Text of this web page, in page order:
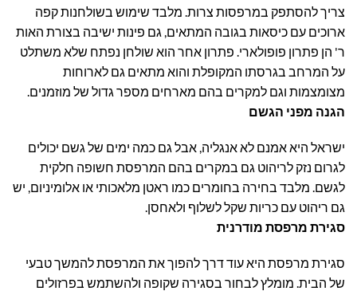
צריך להסתפק במרפסות צרות. מלבד שימוש בשולחנות קפה
ארוכים עם כיסאות בגובה המתאים, גם פינות ישיבה בצורת האות
ר' הן פתרון פופולארי. פתרון אחר הוא שולחן נפתח שלא משתלט
על המרחב בגרסתו המקופלת והוא מתאים גם לארוחות
מצומצמות וגם למקרים בהם מארחים מספר גדול של מוזמנים.
הגנה מפני הגשם
ישראל היא אמנם לא אנגליה, אבל גם כמה ימים של גשם יכולים
לגרום נזק לריהוט גם במקרים בהם המרפסת חשופה חלקית
לגשם. מלבד בחירה בחומרים כמו ראטן מלאכותי או אלומיניום, יש
גם ריהוט עם כריות שקל לשלוף ולאחסן.
סגירת מרפסת מודרנית
סגירת מרפסת היא עוד דרך להפוך את המרפסת להמשך טבעי
של הבית. מומלץ לבחור בסגירה שקופה ולהשתמש בפרזולים